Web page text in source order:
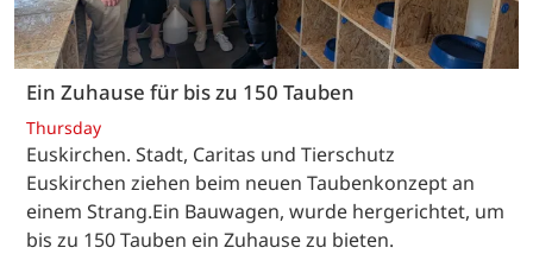
Ein Zuhause für bis zu 150 Tauben
Thursday
Euskirchen. Stadt, Caritas und Tierschutz
Euskirchen ziehen beim neuen Taubenkonzept an
einem Strang.Ein Bauwagen, wurde hergerichtet, um
bis zu 150 Tauben ein Zuhause zu bieten.